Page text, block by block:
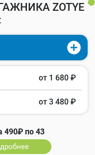
ZOTYE
от 1 680 ₽
от 3 480 ₽
по 43